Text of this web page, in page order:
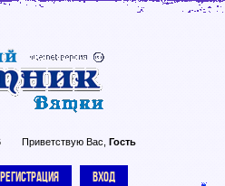
Приветствую Вас Гость
РЕГИСТРАЦИЯ ВХОД